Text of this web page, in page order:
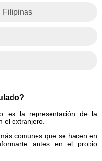
Filipinas
es la representación de la
el extranjero.
comunes que se hacen en
antes en el propio